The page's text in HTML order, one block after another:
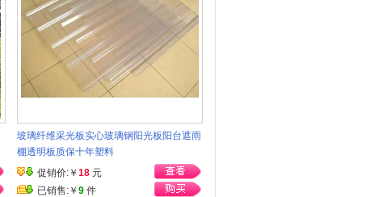
玻璃纤维采光板实心玻璃钢阳光板阳台遮雨
棚透明板质保十年塑料
促销价:￥ 18 元
已销售:￥ 9 件